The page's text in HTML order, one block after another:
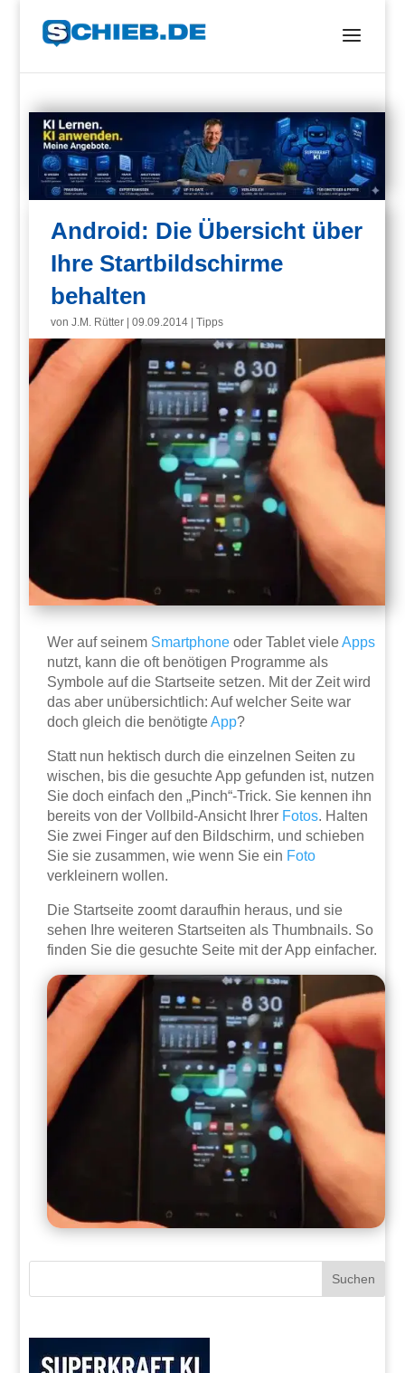
Android: Die Übersicht über
Ihre Startbildschirme
behalten
vonJ.M. Rütter |09.09.2014 |Tipps
Wer auf seinem Smartphone oder Tablet vieleApps
nutzt, kann die oft benötigen Programme als
Symbole auf die Startseite setzen. Mit der Zeit wird
das aber unübersichtlich: Auf welcher Seite war
doch gleich die benötigteApp?
Statt nun hektisch durch die einzelnen Seiten zu
wischen, bis die gesuchte App gefunden ist, nutzen
Sie doch einfach den „Pinch“-Trick. Sie kennen ihn
bereits von der Vollbild-Ansicht Ihrer Fotos. Halten
Sie zwei Finger auf den Bildschirm, und schieben
Sie sie zusammen, wie wenn Sie ein Foto
verkleinern wollen.
Die Startseite zoomt daraufhin heraus, und sie
sehen Ihre weiteren Startseiten als Thumbnails. So
finden Sie die gesuchte Seite mit der App einfacher.